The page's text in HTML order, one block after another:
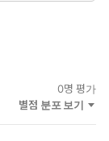
0명 평가
별점 분포 보기